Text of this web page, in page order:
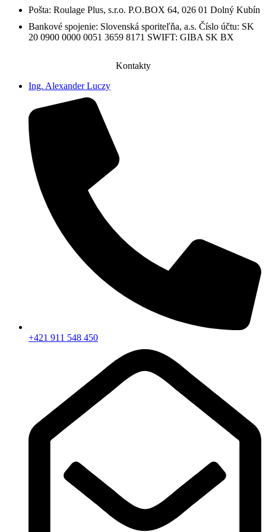
Pošta: Roulage Plus, s.r.o. P.O.BOX 64, 026 01 Dolný Kubín
Bankové spojenie: Slovenská sporiteľňa, a.s. Číslo účtu: SK
20 0900 0000 0051 3659 8171 SWIFT: GIBA SK BX
Kontakty
Ing. Alexander Luczy
+421 911 548 450